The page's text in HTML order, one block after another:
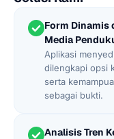
Form Dinamis
Media
Aplikasi
dilengkapi opsi
serta
sebagai bukti.
Analisis Tren